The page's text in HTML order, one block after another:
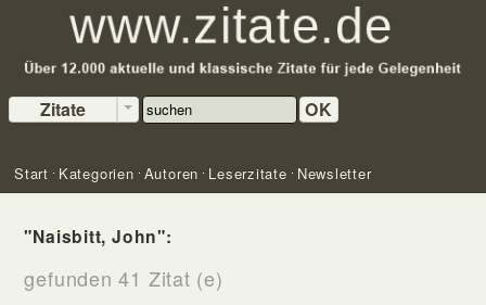
Zitate OK
Start Kategorien Autoren Leserzitate Newsletter
"Naisbitt, John":
gefunden 41 Zitat (e)